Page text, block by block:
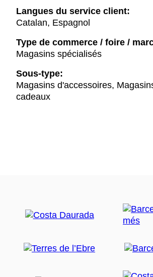
Langues du service client:
Catalan, Espagnol
Type de commerce / foire /
Magasins spécialisés
Sous-type:
Magasins d'accessoires,
cadeaux